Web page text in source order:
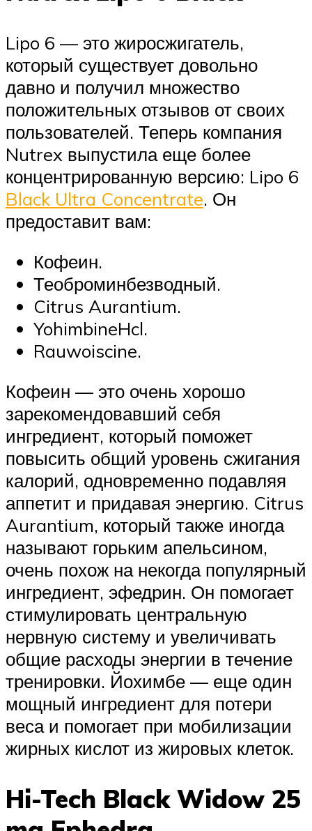
Lipo 6 — это жиросжигатель,
который существует довольно
давно и получил множество
положительных отзывов от своих
пользователей. Теперь компания
Nutrex выпустила еще более
концентрированную версию: Lipo 6
Black Ultra Concentrate. Он
предоставит вам:
Кофеин.
Теоброминбезводный.
Citrus Aurantium.
YohimbineHcl.
Rauwoiscine.
Кофеин — это очень хорошо
зарекомендовавший себя
ингредиент, который поможет
повысить общий уровень сжигания
калорий, одновременно подавляя
аппетит и придавая энергию. Citrus
Aurantium, который также иногда
называют горьким апельсином,
очень похож на некогда популярный
ингредиент, эфедрин. Он помогает
стимулировать центральную
нервную систему и увеличивать
общие расходы энергии в течение
тренировки. Йохимбе — еще один
мощный ингредиент для потери
веса и помогает при мобилизации
жирных кислот из жировых клеток.
Hi-Tech Black Widow 25